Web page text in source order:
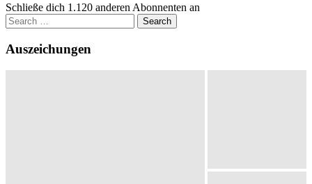
Schließe dich 1.120 anderen Abonnenten an
Search
for:
Auszeichungen